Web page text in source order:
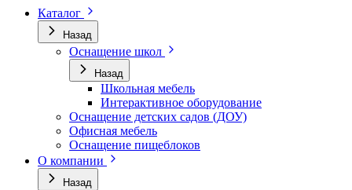
Каталог
Назад
Оснащение школ
Назад
Школьная мебель
Интерактивное оборудование
Оснащение детских садов (ДОУ)
Офисная мебель
Оснащение пищеблоков
О компании
Назад